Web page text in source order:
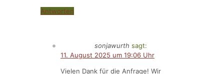
Antworten
sonjawurth sagt:
11. August 2025 um 19:06 Uhr
Vielen Dank für die Anfrage! Wir